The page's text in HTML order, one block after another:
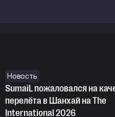
Новость
SumaiL пожаловался на
перелёта в Шанхай на The
International 2026